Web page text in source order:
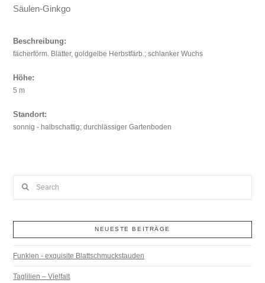
Säulen-Ginkgo
Beschreibung:
fächerförm. Blätter, goldgelbe Herbstfärb.; schlanker Wuchs
Höhe:
5 m
Standort:
sonnig - halbschattig; durchlässiger Gartenboden
NEUESTE BEITRÄGE
Funkien - exquisite Blattschmuckstauden
Taglilien – Vielfalt